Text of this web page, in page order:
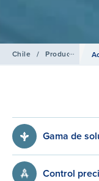
Chile / Productos
Gama de
Control